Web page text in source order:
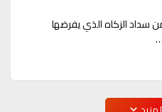
الزكاه الذي يفرضها